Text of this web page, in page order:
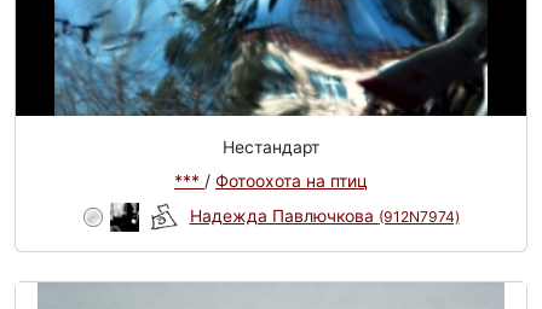
Нестандарт
*** / Фотоохота на птиц
Надежда Павлючкова (912N7974)